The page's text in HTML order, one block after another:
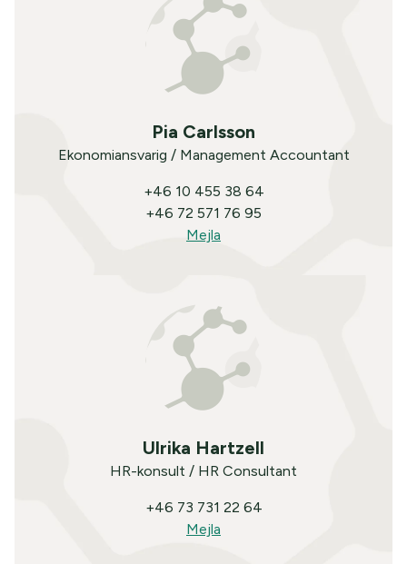
Pia Carlsson
Ekonomiansvarig / Management Accountant
+46 10 455 38 64
+46 72 571 76 95
Mejla
Ulrika Hartzell
HR-konsult / HR Consultant
+46 73 731 22 64
Mejla